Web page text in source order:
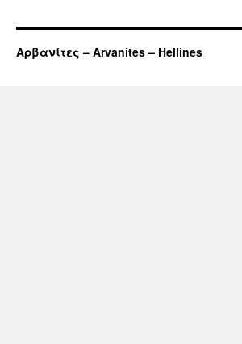
Αρβανίτες – Arvanites – Hellines